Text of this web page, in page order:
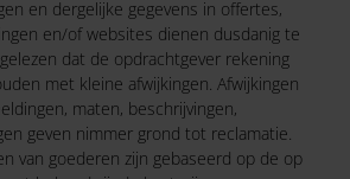
en dergelijke gegevens in offertes,
en/of websites dienen dusdanig te
dat de opdrachtgever rekening
met kleine afwijkingen. Afwijkingen
maten, beschrijvingen,
geven nimmer grond tot reclamatie.
van goederen zijn gebaseerd op de op